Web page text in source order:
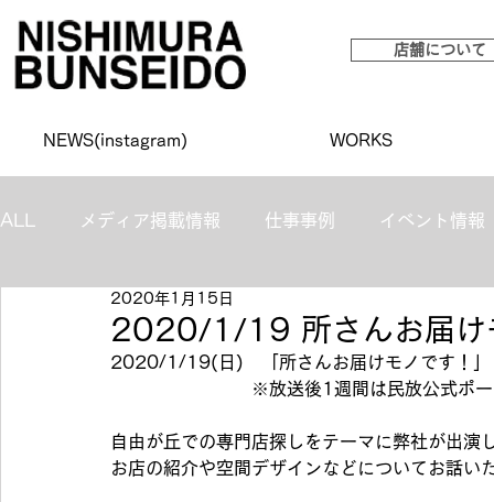
店舗について
NEWS(instagram) WORKS
ALL メディア掲載情報 仕事事例 イベント情報
2020/1/19 所さんお届け
2020年1月15日
2020/1/19(日)　「所さんお届けモノです！
※放送後1週間は民放公式ポータルサ
自由が丘での専門店探しをテーマに弊社が出演
お店の紹介や空間デザインなどについてお話い